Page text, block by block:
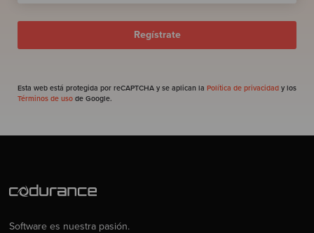
Esta web está protegida por reCAPTCHA y se aplican la Política de privacidad y los
Términos de uso de Google.
Software es nuestra pasión.